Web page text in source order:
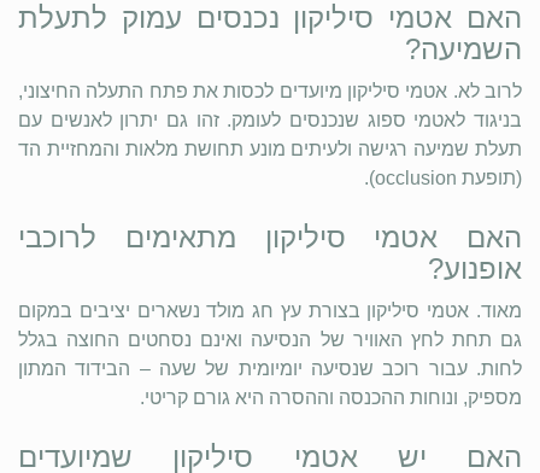
האם אטמי סיליקון נכנסים עמוק לתעלת
השמיעה?
לרוב לא. אטמי סיליקון מיועדים לכסות את פתח התעלה החיצוני,
בניגוד לאטמי ספוג שנכנסים לעומק. זהו גם יתרון לאנשים עם
תעלת שמיעה רגישה ולעיתים מונע תחושת מלאות והמחזיית הד
(תופעת occlusion).
האם אטמי סיליקון מתאימים לרוכבי
אופנוע?
מאוד. אטמי סיליקון בצורת עץ חג מולד נשארים יציבים במקום
גם תחת לחץ האוויר של הנסיעה ואינם נסחטים החוצה בגלל
לחות. עבור רוכב שנסיעה יומיומית של שעה – הבידוד המתון
מספיק, ונוחות ההכנסה וההסרה היא גורם קריטי.
האם יש אטמי סיליקון שמיועדים